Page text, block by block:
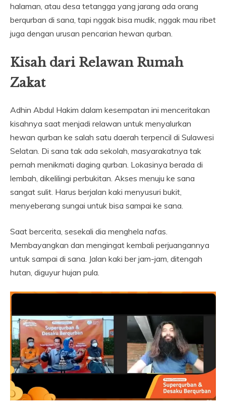
halaman, atau desa tetangga yang jarang ada orang
berqurban di sana, tapi nggak bisa mudik, nggak mau ribet
juga dengan urusan pencarian hewan qurban.
Kisah dari Relawan Rumah
Zakat
Adhin Abdul Hakim dalam kesempatan ini menceritakan
kisahnya saat menjadi relawan untuk menyalurkan
hewan qurban ke salah satu daerah terpencil di Sulawesi
Selatan. Di sana tak ada sekolah, masyarakatnya tak
pernah menikmati daging qurban. Lokasinya berada di
lembah, dikelilingi perbukitan. Akses menuju ke sana
sangat sulit. Harus berjalan kaki menyusuri bukit,
menyeberang sungai untuk bisa sampai ke sana.
Saat bercerita, sesekali dia menghela nafas.
Membayangkan dan mengingat kembali perjuangannya
untuk sampai di sana. Jalan kaki ber jam-jam, ditengah
hutan, diguyur hujan pula.